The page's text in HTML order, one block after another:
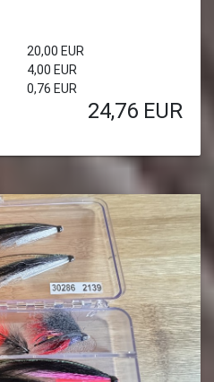
20,00 EUR
4,00 EUR
0,76 EUR
24,76 EUR